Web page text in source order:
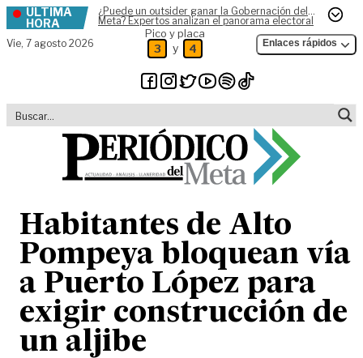
Skip to content
ÚLTIMA
HORA
¿Puede un outsider ganar la Gobernación del
Meta? Expertos analizan el panorama electoral
Vie, 7 agosto 2026
Pico y placa
3 y 4 Enlaces rápidos
Habitantes de Alto
Pompeya bloquean vía
a Puerto López para
exigir construcción de
un aljibe